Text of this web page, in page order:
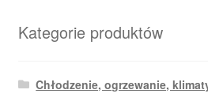
Kategorie produktów
Chłodzenie, ogrzewanie,